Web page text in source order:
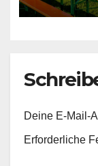
Deine E-Mail-
Erforderliche